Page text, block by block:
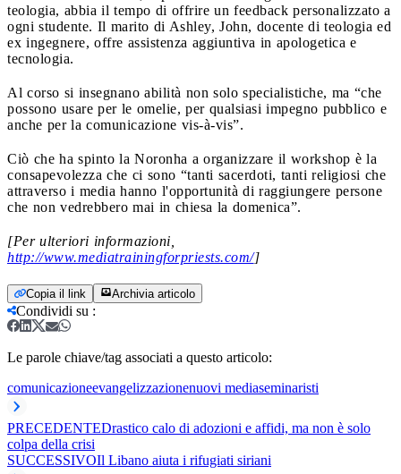
teologia, abbia il tempo di offrire un feedback personalizzato a
ogni studente. Il marito di Ashley, John, docente di teologia ed
ex ingegnere, offre assistenza aggiuntiva in apologetica e
tecnologia.
Al corso si insegnano abilità non solo specialistiche, ma “che
possono usare per le omelie, per qualsiasi impegno pubblico e
anche per la comunicazione vis-à-vis”.
Ciò che ha spinto la Noronha a organizzare il workshop è la
consapevolezza che ci sono “tanti sacerdoti, tanti religiosi che
attraverso i media hanno l'opportunità di raggiungere persone
che non vedrebbero mai in chiesa la domenica”.
[Per ulteriori informazioni,
http://www.mediatrainingforpriests.com/]
Copia il link Archivia articolo
Condividi su :
Le parole chiave/tag associati a questo articolo:
comunicazioneevangelizzazionenuovi mediaseminaristi
PRECEDENTEDrastico calo di adozioni e affidi, ma non è solo
colpa della crisi
SUCCESSIVOIl Libano aiuta i rifugiati siriani